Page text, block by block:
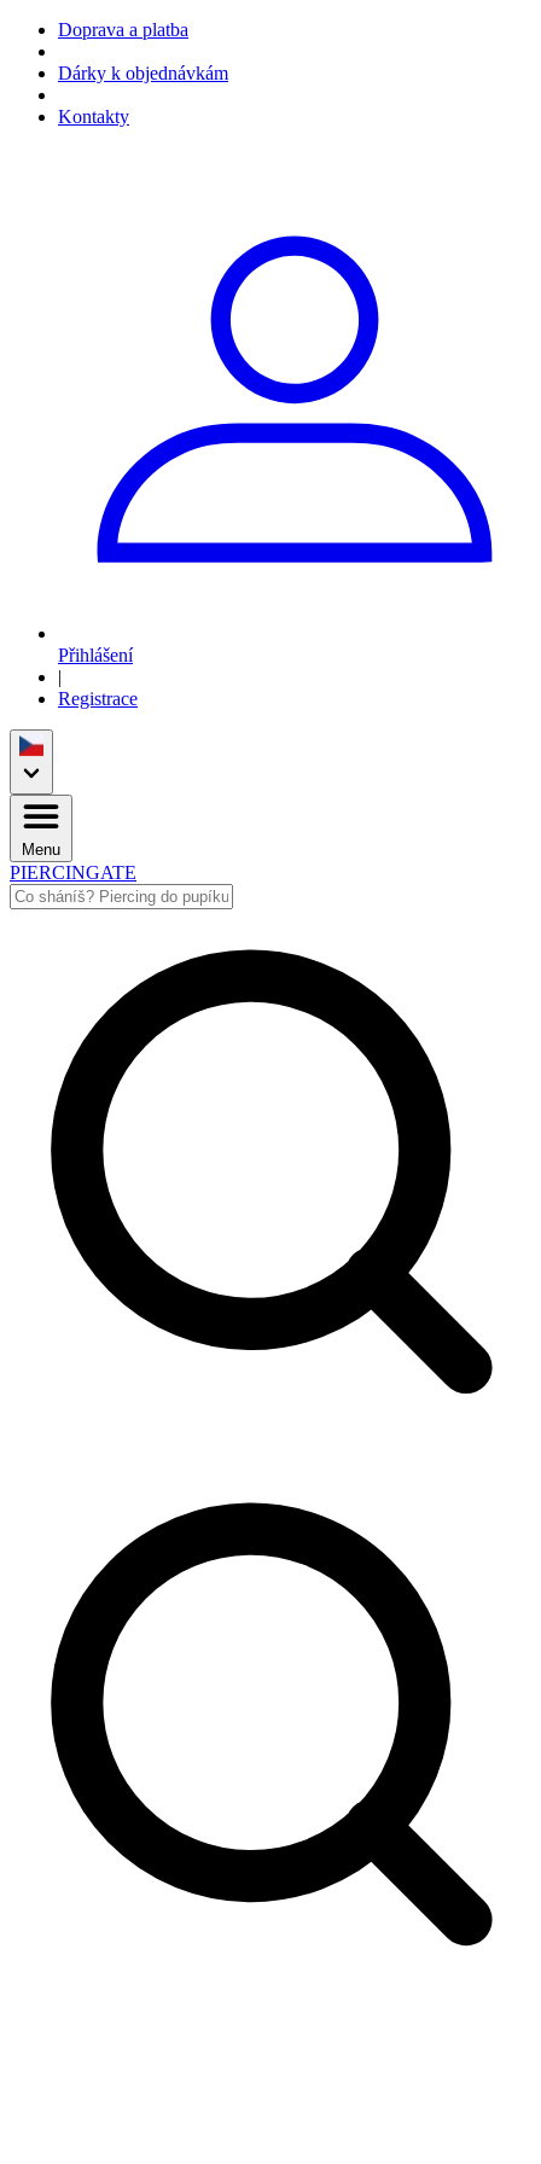
Doprava a platba
Dárky k objednávkám
Kontakty
Přihlášení
|
Registrace
Menu
PIERCINGATE